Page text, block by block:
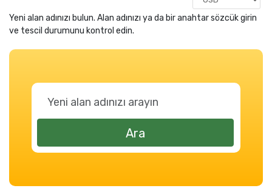
Yeni alan adınızı bulun. Alan adınızı ya da bir anahtar sözcük girin
ve tescil durumunu kontrol edin.
Ara